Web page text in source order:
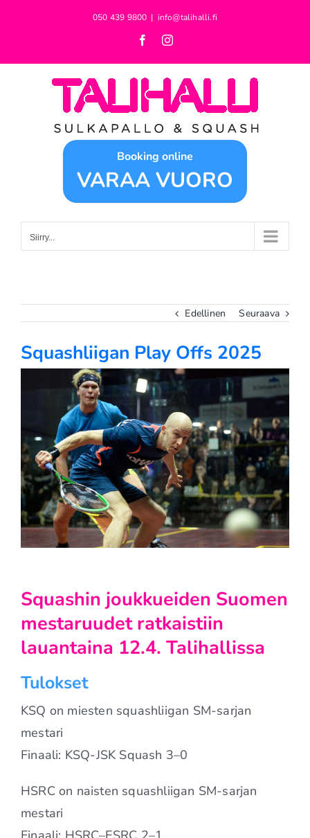
050 439 9800 | info@talihalli.fi
FacebookInstagram
Booking online
VARAA VUORO
Siirry...
Edellinen Seuraava
Squashliigan Play Offs 2025
isompana
Squashin joukkueiden Suomen
mestaruudet ratkaistiin
lauantaina 12.4. Talihallissa
Tulokset
KSQ on miesten squashliigan SM-sarjan
mestari
Finaali: KSQ-JSK Squash 3–0
HSRC on naisten squashliigan SM-sarjan
mestari